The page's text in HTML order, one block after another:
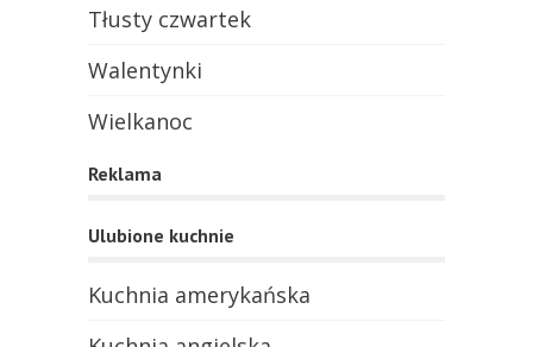
Tłusty czwartek
Walentynki
Wielkanoc
Reklama
Ulubione kuchnie
Kuchnia amerykańska